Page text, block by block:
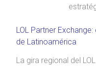
LOL Partner
de Latinoamérica
La gira regional del